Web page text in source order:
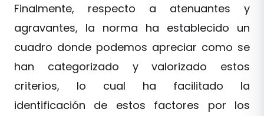
Finalmente, respecto a atenuantes y
agravantes, la norma ha establecido un
cuadro donde podemos apreciar como se
han categorizado y valorizado estos
criterios, lo cual ha facilitado la
identificación de estos factores por los